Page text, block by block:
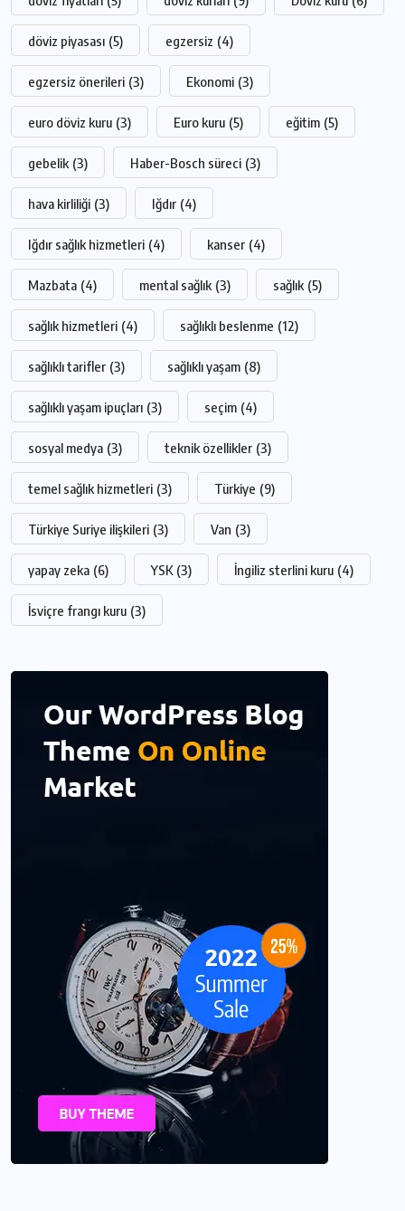
döviz piyasası (5) egzersiz (4)
egzersiz önerileri (3) Ekonomi (3)
euro döviz kuru (3) Euro kuru (5) eğitim (5)
gebelik (3) Haber-Bosch süreci (3)
hava kirliliği (3) Iğdır (4)
Iğdır sağlık hizmetleri (4) kanser (4)
Mazbata (4) mental sağlık (3) sağlık (5)
sağlık hizmetleri (4) sağlıklı beslenme (12)
sağlıklı tarifler (3) sağlıklı yaşam (8)
sağlıklı yaşam ipuçları (3) seçim (4)
sosyal medya (3) teknik özellikler (3)
temel sağlık hizmetleri (3) Türkiye (9)
Türkiye Suriye ilişkileri (3) Van (3)
yapay zeka (6) YSK (3) İngiliz sterlini kuru (4)
İsviçre frangı kuru (3)